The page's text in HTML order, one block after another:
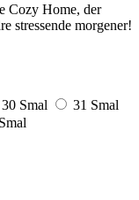
Cozy Home, der
stressende morgener!
30 Smal
31 Smal